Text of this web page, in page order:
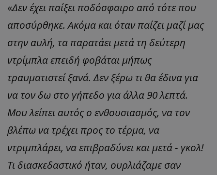
«Δεν έχει παίξει ποδόσφαιρο από τότε που
αποσύρθηκε. Ακόμα και όταν παίζει μαζί μας
στην αυλή, τα παρατάει μετά τη δεύτερη
ντρίμπλα επειδή φοβάται μήπως
τραυματιστεί ξανά. Δεν ξέρω τι θα έδινα για
να τον δω στο γήπεδο για άλλα 90 λεπτά.
Μου λείπει αυτός ο ενθουσιασμός, να τον
βλέπω να τρέχει προς το τέρμα, να
ντριμπλάρει, να επιβραδύνει και μετά - γκολ!
Τι διασκεδαστικό ήταν, ουρλιάζαμε σαν